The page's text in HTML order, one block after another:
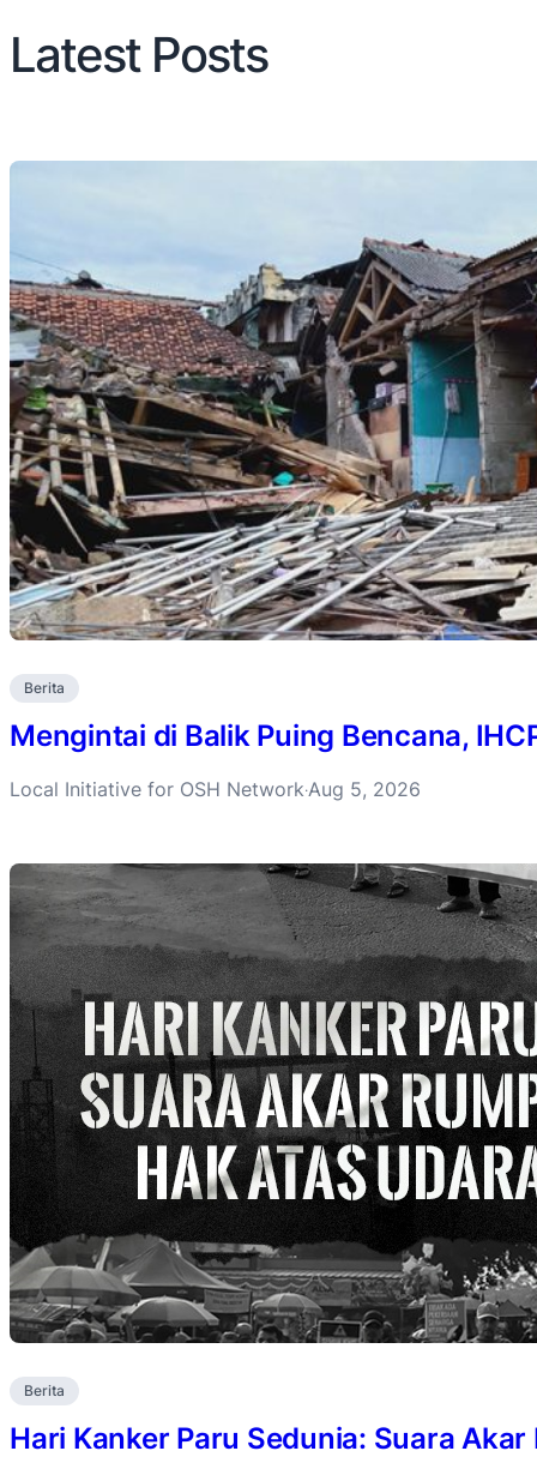
Latest Posts
Berita
Mengintai di Balik Puing Bencana,
Local Initiative for OSH Network·Aug 5, 2026
Berita
Hari Kanker Paru Sedunia: Suara